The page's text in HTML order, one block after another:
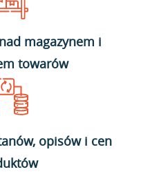
magazynem i
towarów
opisów i cen